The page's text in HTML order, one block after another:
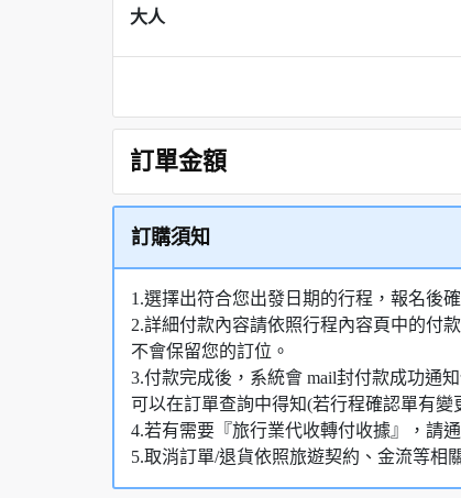
大人
訂單金額
訂購須知
1.選擇出符合您出發日期的行程，報名後
2.詳細付款內容請依照行程內容頁中的付
不會保留您的訂位。
3.付款完成後，系統會 mail封付款成功通
可以在訂單查詢中得知(若行程確認單有變
4.若有需要『旅行業代收轉付收據』，請
5.取消訂單/退貨依照旅遊契約、金流等相